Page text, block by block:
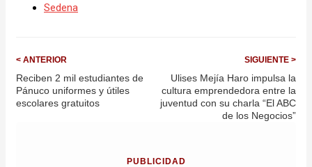
Sedena
< ANTERIOR
Reciben 2 mil estudiantes de
Pánuco uniformes y útiles
escolares gratuitos
SIGUIENTE >
Ulises Mejía Haro impulsa la
cultura emprendedora entre la
juventud con su charla “El ABC
de los Negocios”
PUBLICIDAD